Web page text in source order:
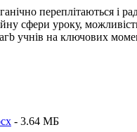
переплітаються і
сфери уроку,
учнів на ключових
- 3.64 MБ